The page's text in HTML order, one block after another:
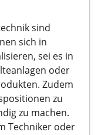
sind
sich in
sei es in
oder
Zudem
zu
zu machen.
Techniker oder